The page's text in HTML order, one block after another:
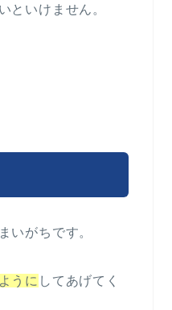
といけません。
いがちです。
うに してあげてく